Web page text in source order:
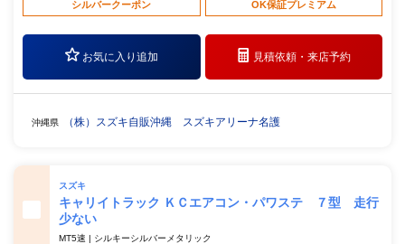
シルバークーポン OK保証プレミアム
お気に入り追加 見積依頼・来店予約
沖縄県 （株）スズキ自販沖縄 スズキアリーナ名護
スズキ
キャリイトラック ＫＣエアコン・パワステ ７型 走行
少ない
MT5速 | シルキーシルバーメタリック